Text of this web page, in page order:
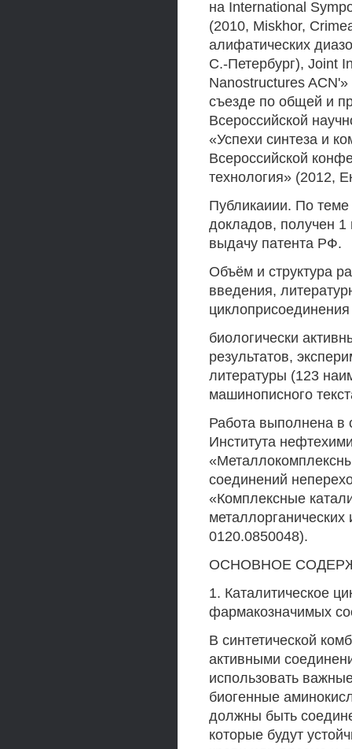
на International
(2010, Miskhor,
алифатических
С.-Петербург), Joint
Nanostructures
съезде по общей и
Всероссийской
«Успехи синтеза и
Всероссийской
технология» (2012,
Публикаиии. По теме
докладов, получен
выдачу патента РФ.
Объём и структура
введения,
циклоприсоединения
биологически
результатов,
литературы (123
машинописного
Работа выполнена в
Института
соединений
«Комплексные
0120.0850048).
ОСНОВНОЕ
1. Каталитическое
фармакозначимых
В синтетической
активными
использовать
биогенные
должны быть
которые будут